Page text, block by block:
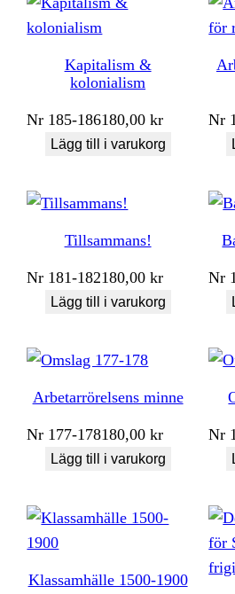
Kapitalism &
kolonialism
Nr 185-186180,00kr
Lägg till i varukorg
Nr
Tillsammans!
Nr 181-182180,00kr
Lägg till i varukorg
Nr
Arbetarrörelsens minne
Nr 177-178180,00kr
Lägg till i varukorg
Nr
Klassamhälle 1500-1900